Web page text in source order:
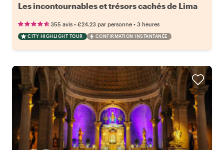
Les incontournables et trésors cachés de Lima
355 avis • €24.23 par personne • 3 heures
CITY HIGHLIGHT TOUR CONFIRMATION INSTANTANÉE